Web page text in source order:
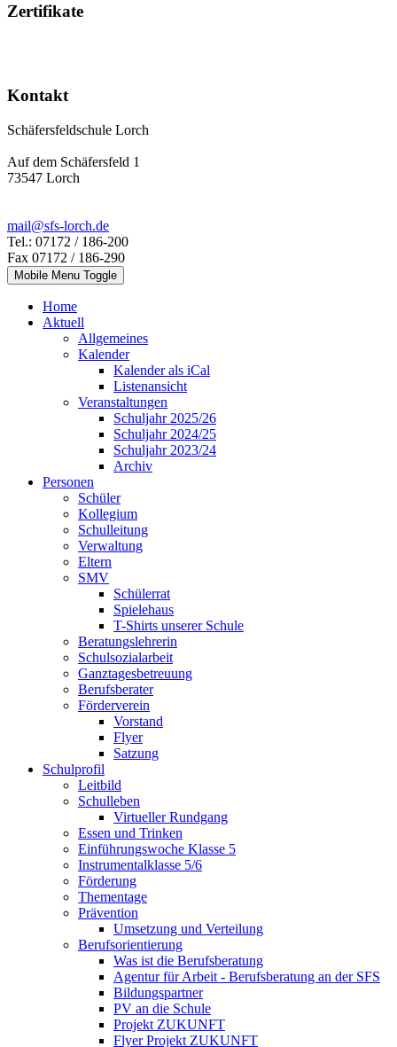
Zertifikate
Kontakt
Schäfersfeldschule Lorch
Auf dem Schäfersfeld 1
73547 Lorch
mail@sfs-lorch.de
Tel.: 07172 / 186-200
Fax 07172 / 186-290
Mobile Menu Toggle
Home
Aktuell
Allgemeines
Kalender
Kalender als iCal
Listenansicht
Veranstaltungen
Schuljahr 2025/26
Schuljahr 2024/25
Schuljahr 2023/24
Archiv
Personen
Schüler
Kollegium
Schulleitung
Verwaltung
Eltern
SMV
Schülerrat
Spielehaus
T-Shirts unserer Schule
Beratungslehrerin
Schulsozialarbeit
Ganztagesbetreuung
Berufsberater
Förderverein
Vorstand
Flyer
Satzung
Schulprofil
Leitbild
Schulleben
Virtueller Rundgang
Essen und Trinken
Einführungswoche Klasse 5
Instrumentalklasse 5/6
Förderung
Thementage
Prävention
Umsetzung und Verteilung
Berufsorientierung
Was ist die Berufsberatung
Agentur für Arbeit - Berufsberatung an der SFS
Bildungspartner
PV an die Schule
Projekt ZUKUNFT
Flyer Projekt ZUKUNFT